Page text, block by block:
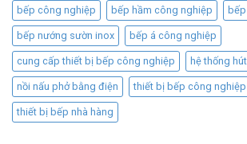
bếp công nghiệp bếp hầm công nghiệp
bếp nướng sườn inox bếp á công nghiệp
cung cấp thiết bị bếp công nghiệp hệ thống
nồi nấu phở bằng điện thiết bị bếp công nghiệp
thiết bị bếp nhà hàng